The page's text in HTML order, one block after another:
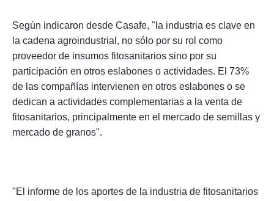
Según indicaron desde Casafe, "la industria es clave en
la cadena agroindustrial, no sólo por su rol como
proveedor de insumos fitosanitarios sino por su
participación en otros eslabones o actividades. El 73%
de las compañías intervienen en otros eslabones o se
dedican a actividades complementarias a la venta de
fitosanitarios, principalmente en el mercado de semillas y
mercado de granos".
"El informe de los aportes de la industria de fitosanitarios